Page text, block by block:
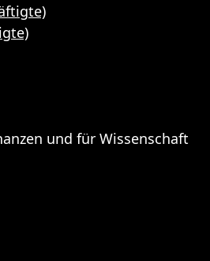
und für Wissenschaft